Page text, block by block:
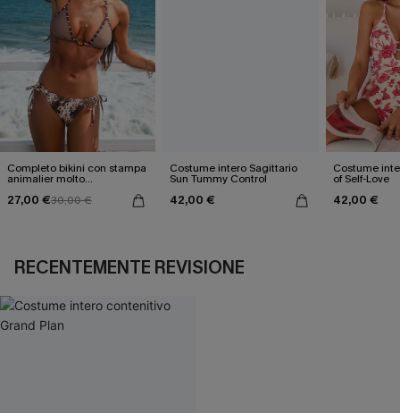
Completo bikini con stampa
animalier molto
27,00 €30,00 €
Costume intero Sagittario
Sun Tummy Control
42,00 €
Costume
of Self-Love
42,00 €
RECENTEMENTE REVISIONE